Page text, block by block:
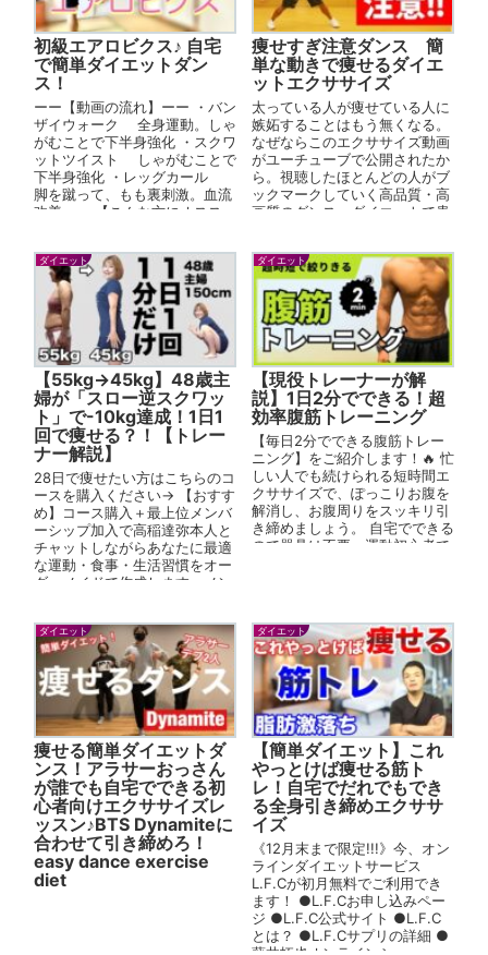
初級エアロビクス♪ 自宅
で簡単ダイエットダン
ス！
ーー【動画の流れ】ーー ・バン
ザイウォーク 全身運動。しゃ
がむことで下半身強化 ・スクワ
ットツイスト しゃがむことで
下半身強化 ・レッグカール
脚を蹴って、もも裏刺激。血流
改善 ーー【こんな方にオスス
痩せすぎ注意ダンス 簡
単な動きで痩せるダイエ
ットエクササイズ
太っている人が痩せている人に
嫉妬することはもう無くなる。
なぜならこのエクササイズ動画
がユーチューブで公開されたか
ら。視聴したほとんどの人がブ
ックマークしていく高品質・高
画質のダンス・ダイエットで貴
ダイエット
【55kg→45kg】48歳主
婦が「スロー逆スクワッ
ト」で-10kg達成！1日1
回で痩せる？！【トレー
ナー解説】
28日で痩せたい方はこちらのコ
ースを購入ください→ 【おすす
め】コース購入＋最上位メンバ
ーシップ加入で高稲達弥本人と
チャットしながらあなたに最適
な運動・食事・生活習慣をオー
ダーメイドで作成します。メン
ダイエット
【現役トレーナーが解
説】1日2分でできる！超
効率腹筋トレーニング
【毎日2分でできる腹筋トレー
ニング】をご紹介します！🔥 忙
しい人でも続けられる短時間エ
クササイズで、ぽっこりお腹を
解消し、お腹周りをスッキリ引
き締めましょう。 自宅でできる
ので器具は不要。運動初心者で
ダイエット
痩せる簡単ダイエットダ
ンス！アラサーおっさん
が誰でも自宅でできる初
心者向けエクササイズレ
ッスン♪BTS Dynamiteに
合わせて引き締めろ！
easy dance exercise
diet
ダイエット
【簡単ダイエット】これ
やっとけば痩せる筋ト
レ！自宅でだれでもでき
る全身引き締めエクササ
イズ
《12月末まで限定!!!》今、オン
ラインダイエットサービス
L.F.Cが初月無料でご利用でき
ます！ ●L.F.Cお申し込みペー
ジ ●L.F.C公式サイト ●L.F.C
とは？ ●L.F.Cサプリの詳細 ●